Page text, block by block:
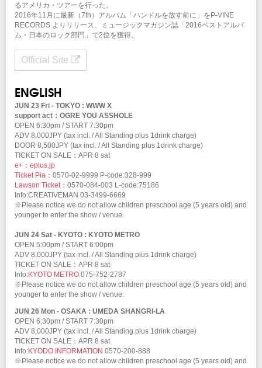
るアメリカ・ツアーを行った。
2016年11月に最新（7th）アルバム「ハンドルを放す前に」をP-VINE
RECORDS よりリリース、ミュージックマガジン誌「2016ベストアルバ
ム・日本のロック部門」で2位を獲得。
Official Site
ENGLISH
JUN 23 Fri - TOKYO : WWW X
support act：OGRE YOU ASSHOLE
OPEN 6:30pm / START 7:30pm
ADV 8,000JPY (tax incl. / All Standing plus 1drink charge)
DOOR 8,500JPY (tax incl. / All Standing plus 1drink charge)
TICKET ON SALE：APR 8 sat
e+ ： eplus.jp
Ticket Pia ：0570-02-9999 P-code:328-999
Lawson Ticket：0570-084-003 L-code:75186
Info:CREATIVEMAN 03-3499-6669
※Please notice we do not allow children preschool age (5 years old) and
younger to enter the show / venue.
JUN 24 Sat - KYOTO : KYOTO METRO
OPEN 5:00pm / START 6:00pm
ADV 8,000JPY (tax incl. / All Standing plus 1drink charge)
TICKET ON SALE：APR 8 sat
Info:KYOTO METRO 075-752-2787
※Please notice we do not allow children preschool age (5 years old) and
younger to enter the show / venue.
JUN 26 Mon - OSAKA : UMEDA SHANGRI-LA
OPEN 6:30pm / START 7:30pm
ADV 8,000JPY (tax incl. / All Standing plus 1drink charge)
TICKET ON SALE：APR 8 sat
Info:KYODO INFORMATION 0570-200-888
※Please notice we do not allow children preschool age (5 years old) and